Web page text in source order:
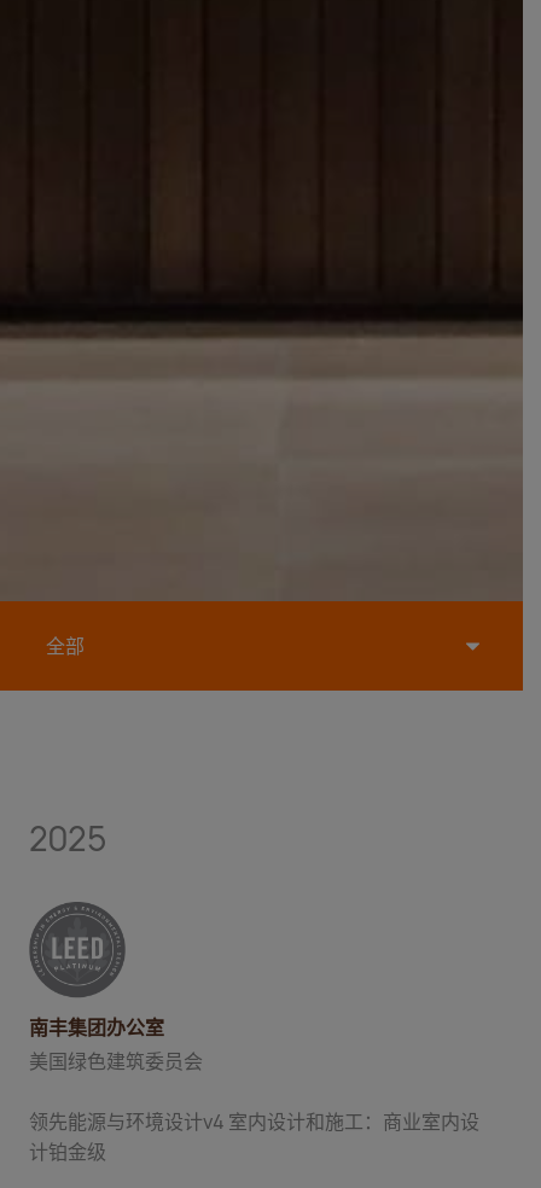
2025
南丰集团办公室
美国绿色建筑委员会
领先能源与环境设计v4 室内设计和施工：商业室内设
计铂金级